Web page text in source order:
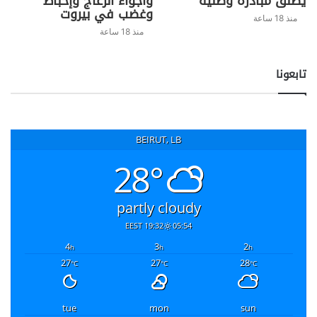
منذ 18 ساعة وغضب في بيروت
منذ 18 ساعة
تابعونا
BEIRUT, LB
28°
partly cloudy
05:54
19:32 EEST
2h
3h
4h
28°C
27°C
27°C
sun
mon
tue